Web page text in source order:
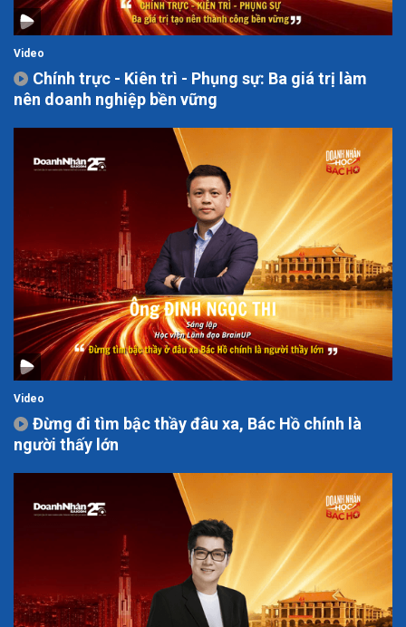
Video
Chính trực - Kiên trì - Phụng sự: Ba giá trị làm
nên doanh nghiệp bền vững
Video
Đừng đi tìm bậc thầy đâu xa, Bác Hồ chính là
người thấy lớn